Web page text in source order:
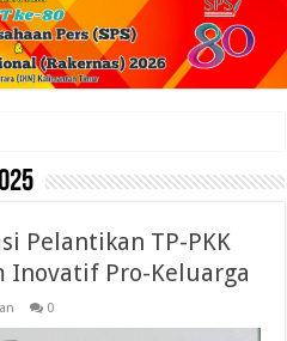
Tunjangan Pemdes dan BPD di
Pelantikan TP-PKK
Inovatif Pro-Keluarga
0